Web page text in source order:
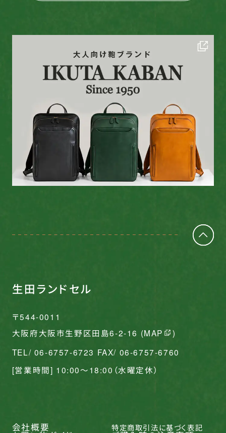
生田ランドセル
〒544-0011
大阪府大阪市生野区田島6-2-16 (MAP
)
TEL/ 06-6757-6723 FAX/ 06-6757-6760
[営業時間] 10:00〜18:00（水曜定休）
会社概要 特定商取引法に基づく表記